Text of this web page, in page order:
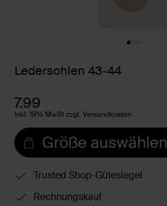
Ledersohlen 43-44
7.99
Inkl. 19% MwSt zzgl. Versandkosten
Größe auswählen
Trusted Shop-Gütesiegel
Rechnungskauf